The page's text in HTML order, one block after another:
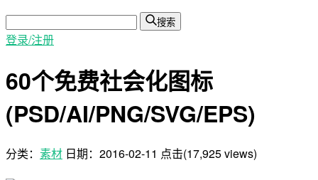
搜索
登录/注册
60个免费社会化图标
(PSD/AI/PNG/SVG/EPS)
分类： 素材 日期： 2016-02-11 点击(17,925 views)